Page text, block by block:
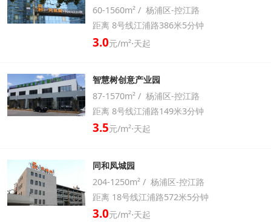
60-1560m² / 杨浦区-控江路
距离 8号线江浦路386米5分钟
3.0元/m²⋅天起
智慧树创意产业园
87-1570m² / 杨浦区-控江路
距离 8号线江浦路149米3分钟
3.5元/m²⋅天起
同和凤城园
204-1250m² / 杨浦区-控江路
距离 18号线江浦路572米5分钟
3.0元/m²⋅天起